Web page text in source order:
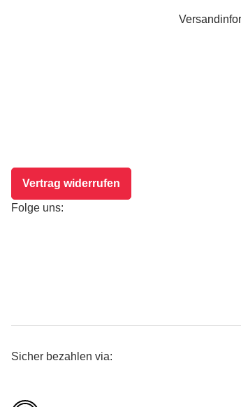
Vertrag widerrufen
Folge uns:
Sicher bezahlen via: